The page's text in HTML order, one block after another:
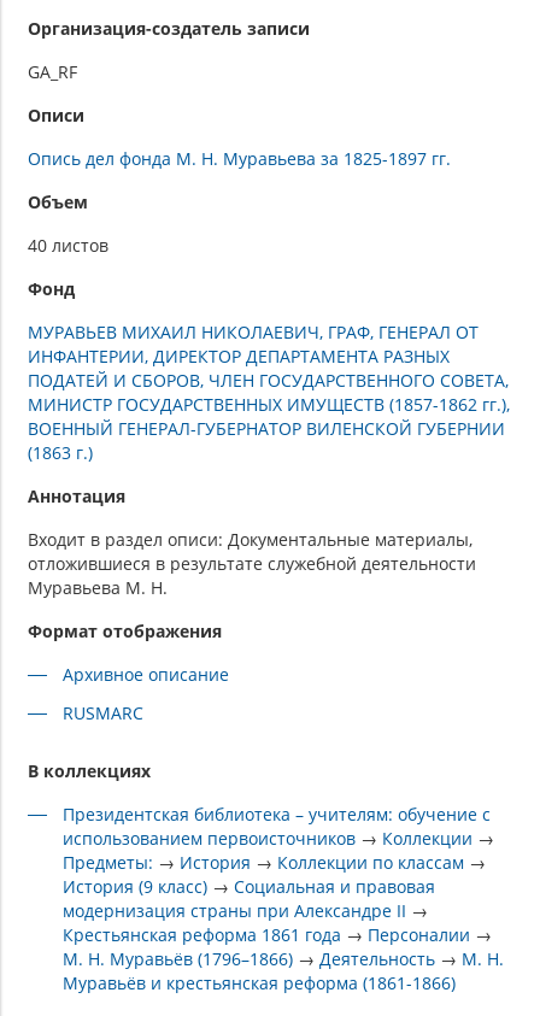
Организация-создатель записи
GA_RF
Описи
Опись дел фонда М. Н. Муравьева за 1825-1897 гг.
Объем
40 листов
Фонд
МУРАВЬЕВ МИХАИЛ НИКОЛАЕВИЧ, ГРАФ, ГЕНЕРАЛ ОТ
ИНФАНТЕРИИ, ДИРЕКТОР ДЕПАРТАМЕНТА РАЗНЫХ
ПОДАТЕЙ И СБОРОВ, ЧЛЕН ГОСУДАРСТВЕННОГО СОВЕТА,
МИНИСТР ГОСУДАРСТВЕННЫХ ИМУЩЕСТВ (1857-1862 гг.),
ВОЕННЫЙ ГЕНЕРАЛ-ГУБЕРНАТОР ВИЛЕНСКОЙ ГУБЕРНИИ
(1863 г.)
Аннотация
Входит в раздел описи: Документальные материалы,
отложившиеся в результате служебной деятельности
Муравьева М. Н.
Формат отображения
Архивное описание
RUSMARC
В коллекциях
Президентская библиотека – учителям: обучение с
использованием первоисточников → Коллекции →
Предметы: → История → Коллекции по классам →
История (9 класс) →Социальная и правовая
модернизация страны при Александре II →
Крестьянская реформа 1861 года → Персоналии →
М. Н. Муравьёв (1796–1866) →Деятельность → М. Н.
Муравьёв и крестьянская реформа (1861-1866)